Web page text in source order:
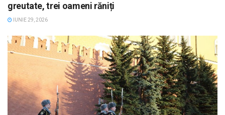
greutate, trei oameni răniți
IUNIE 29, 2026